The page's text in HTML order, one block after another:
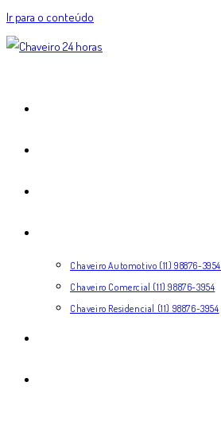
Ir para o conteúdo
Chaveiro Automotivo (11) 98876-3954
Chaveiro Comercial (11) 98876-3954
Chaveiro Residencial (11) 98876-3954